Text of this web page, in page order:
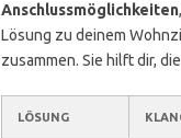
Anschlussmöglichkeiten,
Lösung zu deinem
zusammen. Sie hilft dir,
LÖSUNG